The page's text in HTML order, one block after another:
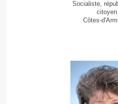
Socialiste,
citoyen
Côtes-